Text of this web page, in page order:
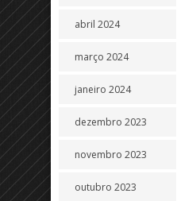
abril 2024
março 2024
janeiro 2024
dezembro 2023
novembro 2023
outubro 2023